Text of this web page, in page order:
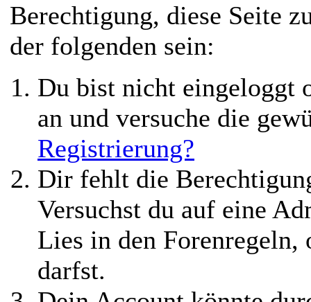
Berechtigung, diese Seite
der folgenden sein:
Du bist nicht eingeloggt
an und versuche die
Registrierung?
Dir fehlt die
Versuchst du auf eine
Lies in den
darfst.